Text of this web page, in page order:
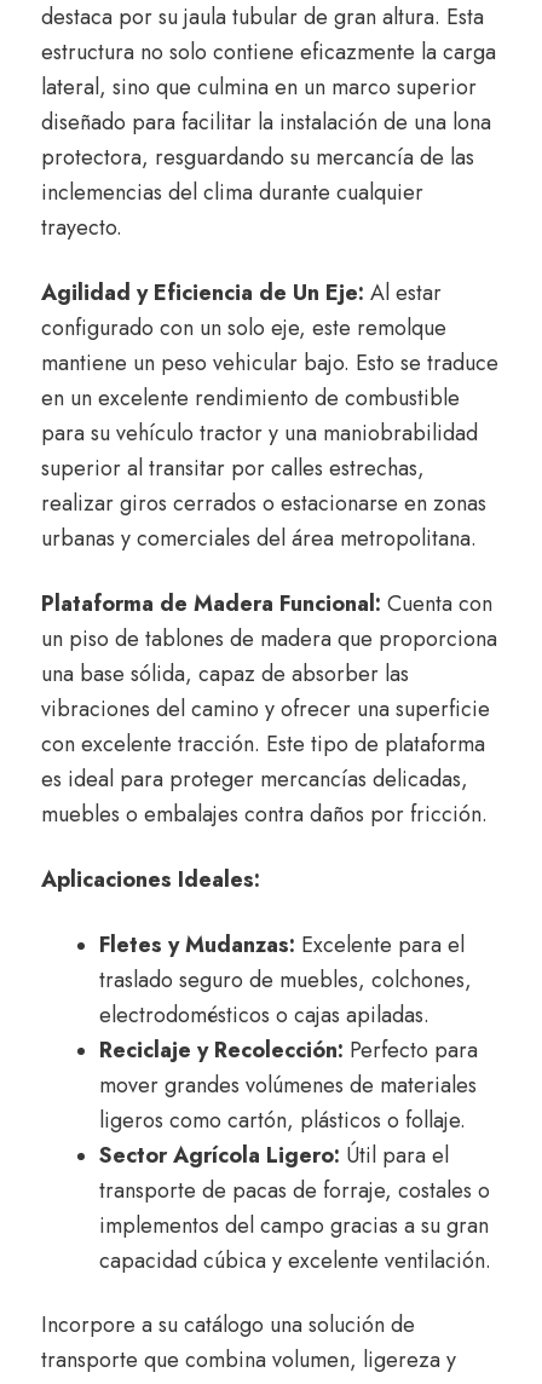
destaca por su jaula tubular de gran altura. Esta
estructura no solo contiene eficazmente la carga
lateral, sino que culmina en un marco superior
diseñado para facilitar la instalación de una lona
protectora, resguardando su mercancía de las
inclemencias del clima durante cualquier
trayecto.
Agilidad y Eficiencia de Un Eje: Al estar
configurado con un solo eje, este remolque
mantiene un peso vehicular bajo. Esto se traduce
en un excelente rendimiento de combustible
para su vehículo tractor y una maniobrabilidad
superior al transitar por calles estrechas,
realizar giros cerrados o estacionarse en zonas
urbanas y comerciales del área metropolitana.
Plataforma de Madera Funcional: Cuenta con
un piso de tablones de madera que proporciona
una base sólida, capaz de absorber las
vibraciones del camino y ofrecer una superficie
con excelente tracción. Este tipo de plataforma
es ideal para proteger mercancías delicadas,
muebles o embalajes contra daños por fricción.
Aplicaciones Ideales:
Fletes y Mudanzas: Excelente para el
traslado seguro de muebles, colchones,
electrodomésticos o cajas apiladas.
Reciclaje y Recolección: Perfecto para
mover grandes volúmenes de materiales
ligeros como cartón, plásticos o follaje.
Sector Agrícola Ligero: Útil para el
transporte de pacas de forraje, costales o
implementos del campo gracias a su gran
capacidad cúbica y excelente ventilación.
Incorpore a su catálogo una solución de
transporte que combina volumen, ligereza y